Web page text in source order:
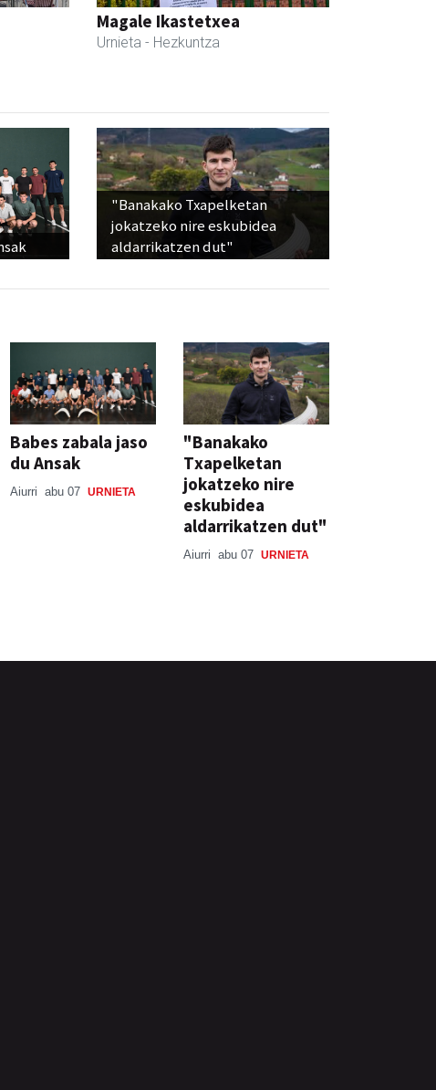
Magale Ikastetxea
Urnieta - Hezkuntza
"Banakako Txapelketan
jokatzeko nire eskubidea
aldarrikatzen dut"
Babes zabala jaso
du Ansak
Aiurri abu 07 URNIETA
"Banakako
Txapelketan
jokatzeko nire
eskubidea
aldarrikatzen dut"
Aiurri abu 07 URNIETA